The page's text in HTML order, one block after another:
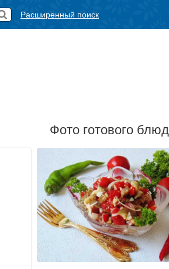
Расширенный поиск
Фото готового